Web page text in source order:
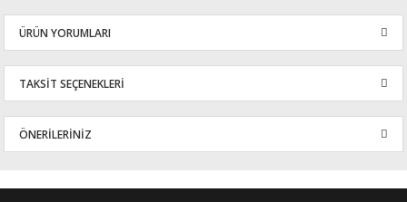
ÜRÜN YORUMLARI
Bu ürüne ilk yorumu siz yapın!
TAKSİT SEÇENEKLERİ
ÖNERİLERİNİZ
konularda yetersiz gördüğünüz noktaları öneri formunu kullanarak